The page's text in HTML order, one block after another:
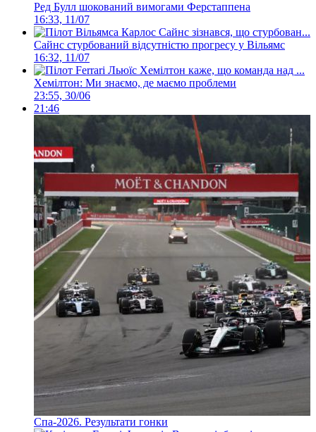
Ред Булл шокований вимогами Ферстаппена
16:33, 11/07
Сайнс стурбований відсутністю прогресу у Вільямс
16:32, 11/07
Хемілтон: Ми знаємо, де маємо проблеми
23:55, 30/06
21:46
Спа-2026. Результати гонки